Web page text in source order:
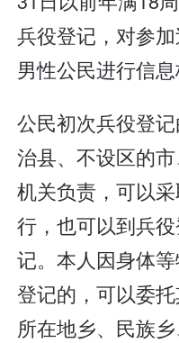
兵役登记，对参
男性公民进行信息
公民初次兵役登
治县、不设区的
机关负责，可以
行，也可以到兵
记。本人因身体
登记的，可以委
所在地乡、民族